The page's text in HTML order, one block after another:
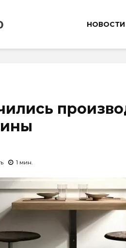
НОВОСТИ
1 мин.